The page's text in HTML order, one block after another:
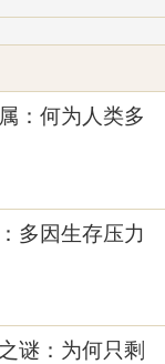
：何为人类多
多因生存压力
谜：为何只剩